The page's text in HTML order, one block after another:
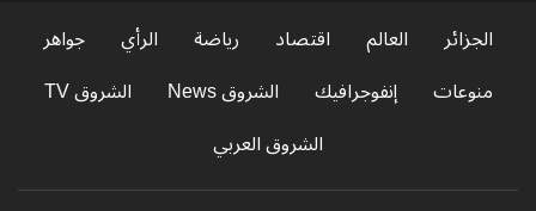
الجزائر العالم اقتصاد رياضة الرأي
جواهر
منوعات
إنفوجرافيك الشروق News
الشروق TV
الشروق العربي